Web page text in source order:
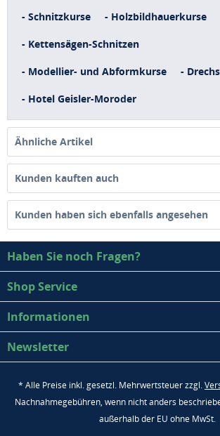
- Schnitzkurse - Holzbildhauerkurse
- Kettensägen-Schnitzen
- Modellier- und Abformkurse -
- Hotel Geisler-Moroder
Ähnliche Artikel
Kunden kauften auch
Kunden haben sich ebenfalls angesehen
Haben Sie noch Fragen?
Shop Service
Informationen
Newsletter
* Alle Preise inkl. gesetzl. Mehrwertsteuer zzgl.
Nachnahmegebühren, wenn nicht anders
außerhalb der EU ohne MwSt.